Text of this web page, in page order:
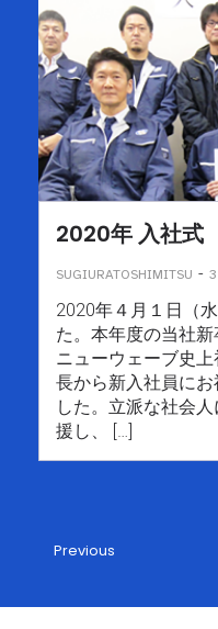
2020年 入社式
SUGIURATOSHIMITSU -
2020年４月１日（
た。本年度の当社
ニューウェーブ史
長から新入社員に
した。立派な社会
援し、 […]
Previous